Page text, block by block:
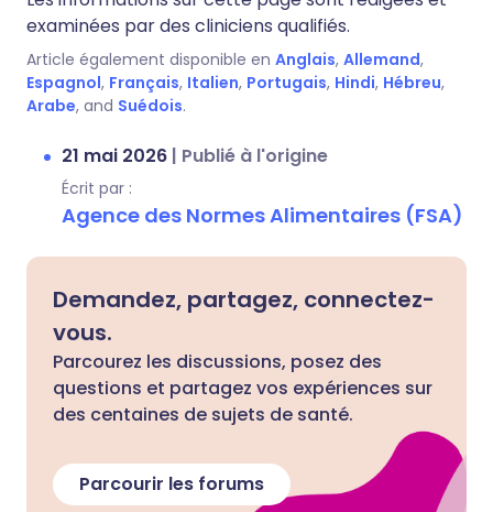
examinées par des cliniciens qualifiés.
Article également disponible en Anglais, Allemand,
Espagnol, Français, Italien, Portugais, Hindi, Hébreu,
Arabe, and Suédois.
21 mai 2026 | Publié à l'origine
Écrit par :
Agence des Normes Alimentaires (FSA)
Demandez, partagez, connectez-
vous.
Parcourez les discussions, posez des
questions et partagez vos expériences sur
des centaines de sujets de santé.
Parcourir les forums